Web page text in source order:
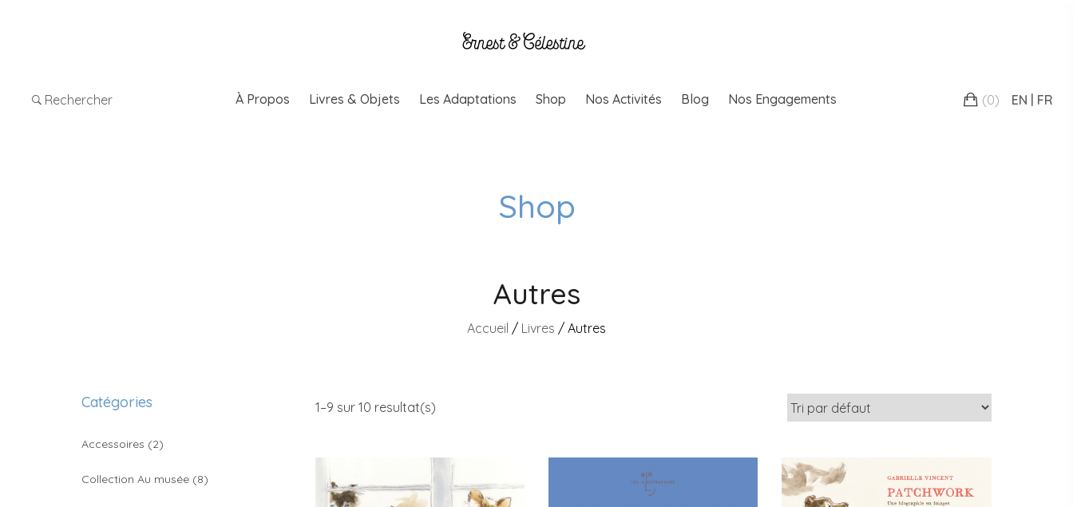
Rechercher À Propos Livres & Objets Les Adaptations Shop Nos Activités Blog Nos Engagements (0) EN FR
Shop
Autres
Accueil / Livres / Autres
Catégories
Accessoires (2)
Collection Au musée (8)
1–9 sur 10 resultat(s)